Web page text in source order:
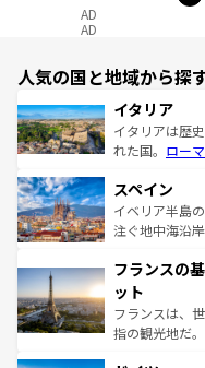
AD
AD
人気の国と地域から探
イタリア
イタリアは歴
れた国。 ローマ
ろん、トスカ
景など、自然
ピザやパスタ
ませてくれる
なお、新着の
しい。
スペイン
イベリア半島
注ぐ地中海沿
文化が根付く
れる闘牛、そ
る。首都マド
アートに溢れ
フランスの
ット
フランスは、
指の観光地だ